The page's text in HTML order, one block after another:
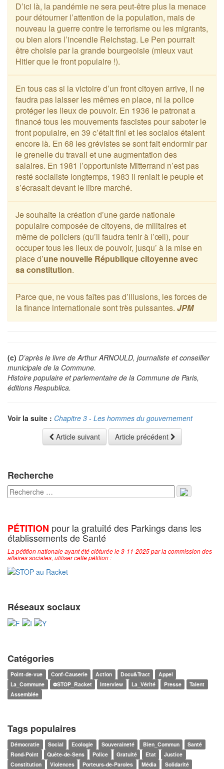
D’ici là, la pandémie ne sera peut-être plus la menace
pour détourner l’attention de la population, mais de
nouveau la guerre contre le terrorisme ou les migrants,
ou bien alors l’incendie Reichstag. Le Pen pourrait
être choisie par la grande bourgeoisie (mieux vaut
Hitler que le front populaire !).
En tous cas si la victoire d’un front citoyen arrive, il ne
faudra pas laisser les mêmes en place, ni la police
protéger les lieux de pouvoir. En 1936 le patronat a
financé tous les mouvements fascistes pour saboter le
front populaire, en 39 c’était fini et les socialos étaient
encore là. En 68 les grévistes se sont fait endormir par
le grenelle du travail et une augmentation des
salaires. En 1981 l’opportuniste Mitterrand n’est pas
resté socialiste longtemps, 1983 il reniait le peuple et
s’écrasait devant le libre marché.
Je souhaite la création d’une garde nationale
populaire composée de citoyens, de militaires et
même de policiers (qu’il faudra tenir à l’œil), pour
occuper tous les lieux de pouvoir, jusqu’ à la mise en
place d’une nouvelle République citoyenne avec
sa constitution.
Parce que, ne vous faîtes pas d’illusions, les forces de
la finance internationale sont très puissantes. JPM
(c) D’après le livre de Arthur ARNOULD, journaliste et conseiller
municipale de la Commune.
Histoire populaire et parlementaire de la Commune de Paris,
éditions Respublica.
Voir la suite : Chapitre 3 - Les hommes du gouvernement
Article suivant
Article précédent
Recherche
PÉTITION pour la gratuité des Parkings dans les
établissements de Santé
La pétition nationale ayant été clôturée le 3-11-2025 par la commission des
affaires sociales, utiliser cette pétition :
Réseaux sociaux
Catégories
Point-de-vue Conf-Causerie Action Docu&Tract
Appel
La_Commune
⛔STOP_Racket Interview La_Vérité Presse
Talent
Assemblée
Tags populaires
Démocratie Social Ecologie Souveraineté Bien_Commun
Santé
Rond-Point
Quête-de-Sens Police Gratuité Etat
Justice
Constitution
Violences Porteurs-de-Paroles Média Solidarité